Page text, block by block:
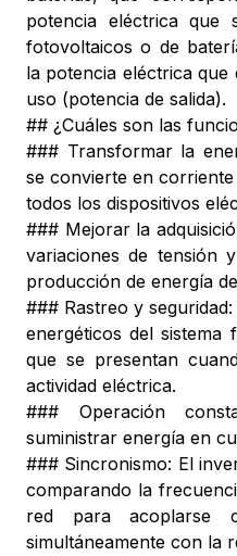
potencia eléctrica que
fotovoltaicos o de
la potencia eléctrica
uso (potencia de salida).
## ¿Cuáles son las
### Transformar la
se convierte en
todos los dispositivos
### Mejorar la
variaciones de tensión
producción de energía
### Rastreo y
energéticos del sistema
que se presentan
actividad eléctrica.
### Operación
suministrar energía en
### Sincronismo: El
comparando la
red para acoplarse
simultáneamente con la